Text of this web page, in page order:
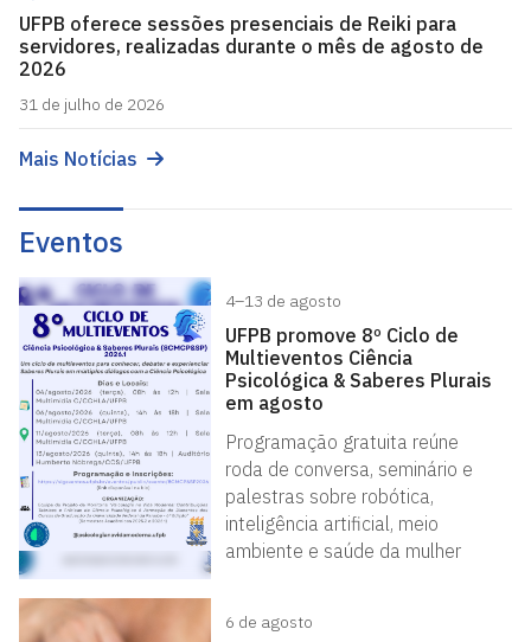
UFPB oferece sessões presenciais de Reiki para
servidores, realizadas durante o mês de agosto de
2026
31 de julho de 2026
Mais Notícias
Eventos
4–13 de agosto
UFPB promove 8º Ciclo de
Multieventos Ciência
Psicológica & Saberes Plurais
em agosto
Programação gratuita reúne
roda de conversa, seminário e
palestras sobre robótica,
inteligência artificial, meio
ambiente e saúde da mulher
6 de agosto